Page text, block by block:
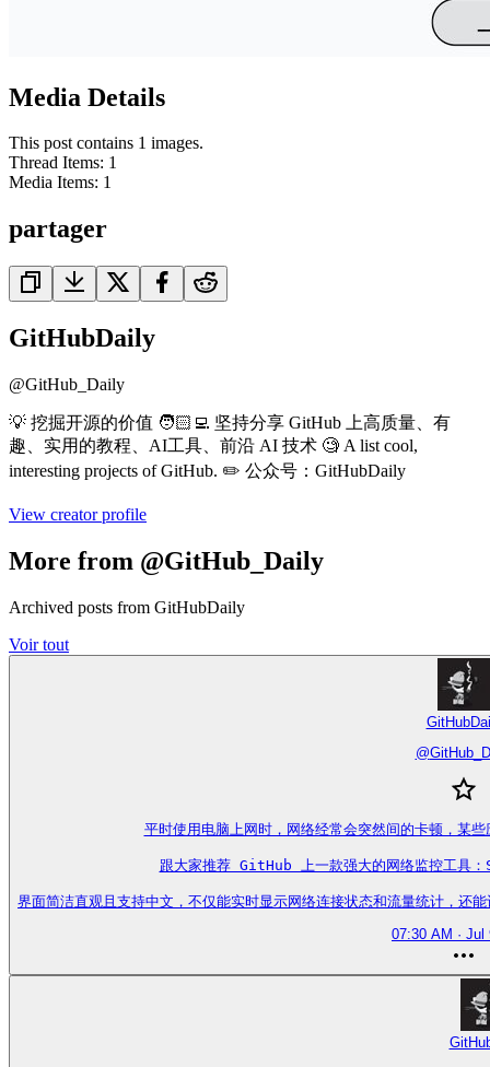
Media Details
This post contains 1 images.
Thread Items: 1
Media Items: 1
partager
GitHubDaily
@GitHub_Daily
💡 挖掘开源的价值 🧑🏻‍💻 坚持分享 GitHub 上高质量、有
趣、实用的教程、AI工具、前沿 AI 技术 🧐 A list cool,
interesting projects of GitHub. ✏️ 公众号：GitHubDaily
View creator profile
More from @GitHub_Daily
Archived posts from GitHubDaily
Voir tout
@
平时使用电脑上网时，网络经常会突然间的卡顿，某
跟大家推荐 GitHub 上一款强大的网络监控工具
界面简洁直观且支持中文，不仅能实时显示网络连接状态和流量统计
07:30 AM · Jul